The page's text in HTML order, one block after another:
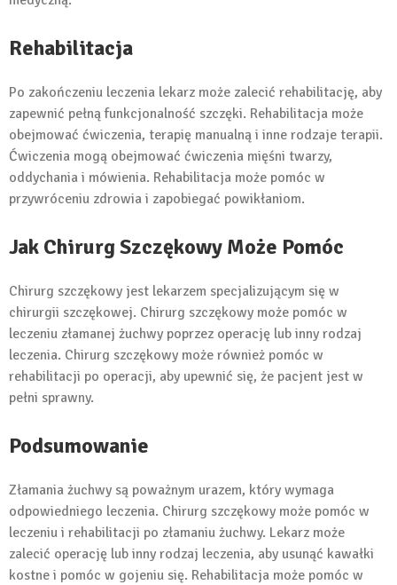
Rehabilitacja
Po zakończeniu leczenia lekarz może zalecić rehabilitację, aby
zapewnić pełną funkcjonalność szczęki. Rehabilitacja może
obejmować ćwiczenia, terapię manualną i inne rodzaje terapii.
Ćwiczenia mogą obejmować ćwiczenia mięśni twarzy,
oddychania i mówienia. Rehabilitacja może pomóc w
przywróceniu zdrowia i zapobiegać powikłaniom.
Jak Chirurg Szczękowy Może Pomóc
Chirurg szczękowy jest lekarzem specjalizującym się w
chirurgii szczękowej. Chirurg szczękowy może pomóc w
leczeniu złamanej żuchwy poprzez operację lub inny rodzaj
leczenia. Chirurg szczękowy może również pomóc w
rehabilitacji po operacji, aby upewnić się, że pacjent jest w
pełni sprawny.
Podsumowanie
Złamania żuchwy są poważnym urazem, który wymaga
odpowiedniego leczenia. Chirurg szczękowy może pomóc w
leczeniu i rehabilitacji po złamaniu żuchwy. Lekarz może
zalecić operację lub inny rodzaj leczenia, aby usunąć kawałki
kostne i pomóc w gojeniu się. Rehabilitacja może pomóc w